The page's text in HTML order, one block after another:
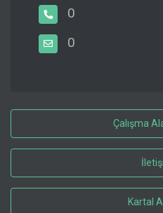
0
0
Çalışma
Kartal